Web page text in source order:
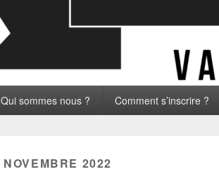
Qui sommes nous ? Comment s’inscrire ?
NOVEMBRE 2022